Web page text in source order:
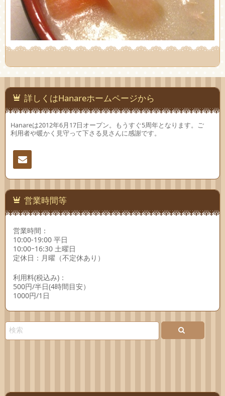
詳しくはHanareホームページから
Hanareは2012年6月17日オープン。もうすぐ5周年となります。ご
利用者や暖かく見守って下さる見さんに感謝です。
連絡
先 営業時間等
営業時間：
10:00-19:00 平日
10:00ｰ16:30 土曜日
定休日：月曜（不定休あり）
利用料(税込み)：
500円/半日(4時間目安）
1000円/1日